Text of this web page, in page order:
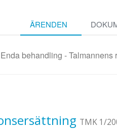
ÄRENDEN
Enda behandling - Talmannens
TMK 1/